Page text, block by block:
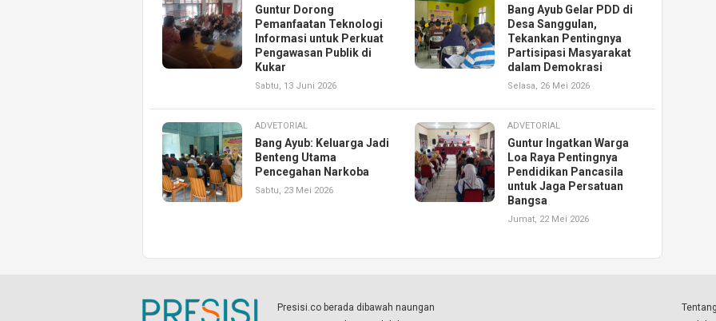
Guntur Dorong
Pemanfaatan Teknologi
Informasi untuk Perkuat
Pengawasan Publik di
Kukar
Sabtu, 13 Juni 2026
Bang Ayub Gelar PDD di
Desa Sanggulan,
Tekankan Pentingnya
Partisipasi Masyarakat
dalam Demokrasi
Selasa, 26 Mei 2026
ADVETORIAL
Bang Ayub: Keluarga Jadi
Benteng Utama
Pencegahan Narkoba
Sabtu, 23 Mei 2026
ADVETORIAL
Guntur Ingatkan Warga
Loa Raya Pentingnya
Pendidikan Pancasila
untuk Jaga Persatuan
Bangsa
Jumat, 22 Mei 2026
Presisi.co berada dibawah naungan